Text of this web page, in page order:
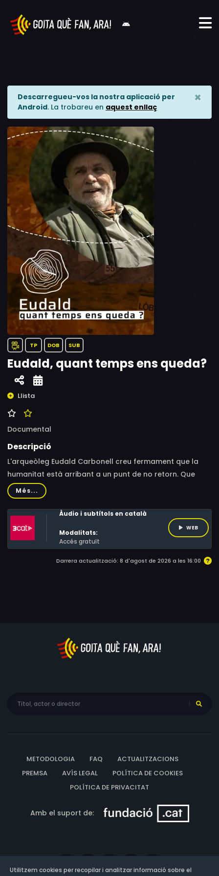
Descarregueu-vos la nostra aplicació per
Android. La trobareu en aquest enllaç
×
TP DOB SUB
Eudald, quant temps ens queda?
Llista
Documental
Descripció
L'arqueòleg Eudald Carbonell creu fermament que la
humanitat està arribant a un punt de no retorn. Que
estem abocats a l'anomenada "sisena extinció", una de
les amenaces més grans a les quals s'enfronta la
humanitat i la primera que no seria per causes naturals
Més...
Àudio i subtítols en català
Modalitats:
Accés gratuït
WEB
Darrera actualització: 8 d'agost de 2026 a les 16:00
METODOLOGIA FAQ
ACTUALITZACIONS
PREMSA
AVÍS LEGAL
POLÍTICA DE COOKIES
POLÍTICA DE PRIVACITAT
Amb el suport de:
Utilitzem cookies per recopilar i analitzar informació sobre el